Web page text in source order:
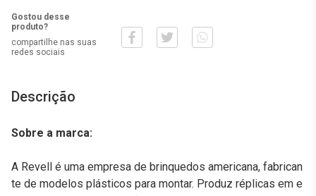
Gostou desse
produto?
compartilhe nas suas
redes sociais
Descrição
Sobre a marca:
A Revell é uma empresa de brinquedos americana, fabrican
te de modelos plásticos para montar. Produz réplicas em e